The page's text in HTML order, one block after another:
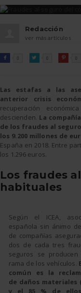
Redacción
ver más artículos

FACEBOOK
0 
TWITTER0 
PINTEREST
0
Las estafas a las
anterior crisis
recuperación
descienden. La
de los fraudes al
los 9.200 millones de
España en 2018. Entre
los 1.296 euros.
Los fraudes
habituales
Según el ICEA,
española sin ánimo
de compañías
dos de cada tres
seguros se
rama de los vehículos.
común es la
de daños materiales
y el 85 % de